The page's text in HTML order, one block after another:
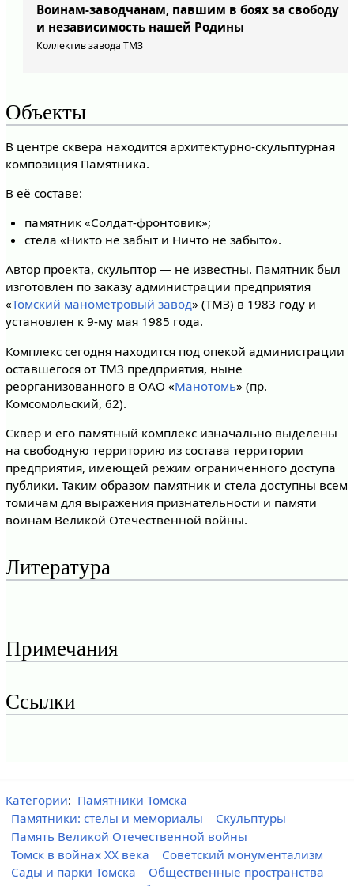
Воинам-заводчанам, павшим в боях за свободу
и независимость нашей Родины
Коллектив завода ТМЗ
Объекты
В центре сквера находится архитектурно-скульптурная
композиция Памятника.
В её составе:
памятник «Солдат-фронтовик»;
стела «Никто не забыт и Ничто не забыто».
Автор проекта, скульптор — не известны. Памятник был
изготовлен по заказу администрации предприятия
«Томский манометровый завод» (ТМЗ) в 1983 году и
установлен к 9-му мая 1985 года.
Комплекс сегодня находится под опекой администрации
оставшегося от ТМЗ предприятия, ныне
реорганизованного в ОАО «Манотомь» (пр.
Комсомольский, 62).
Сквер и его памятный комплекс изначально выделены
на свободную территорию из состава территории
предприятия, имеющей режим ограниченного доступа
публики. Таким образом памятник и стела доступны всем
томичам для выражения признательности и памяти
воинам Великой Отечественной войны.
Литература
Примечания
Ссылки
Категории: Памятники Томска
Памятники: стелы и мемориалы
Скульптуры
Память Великой Отечественной войны
Томск в войнах XX века
Советский монументализм
Сады и парки Томска
Общественные пространства